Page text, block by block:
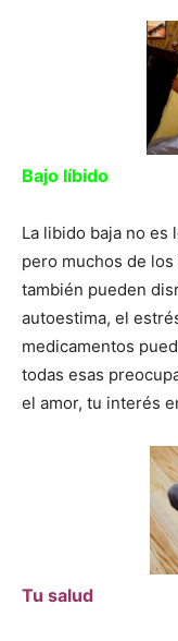
Bajo líbido
La libido baja no es
pero muchos de
también pueden
autoestima, el
medicamentos
todas esas
el amor, tu interés
Tu salud